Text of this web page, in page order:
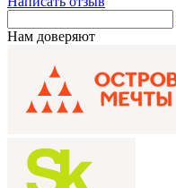
Нам доверяют